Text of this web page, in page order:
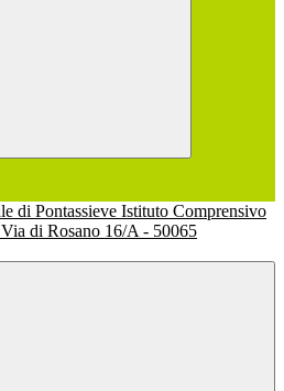
Istituto Comprensivo
Via di Rosano 16/A - 50065